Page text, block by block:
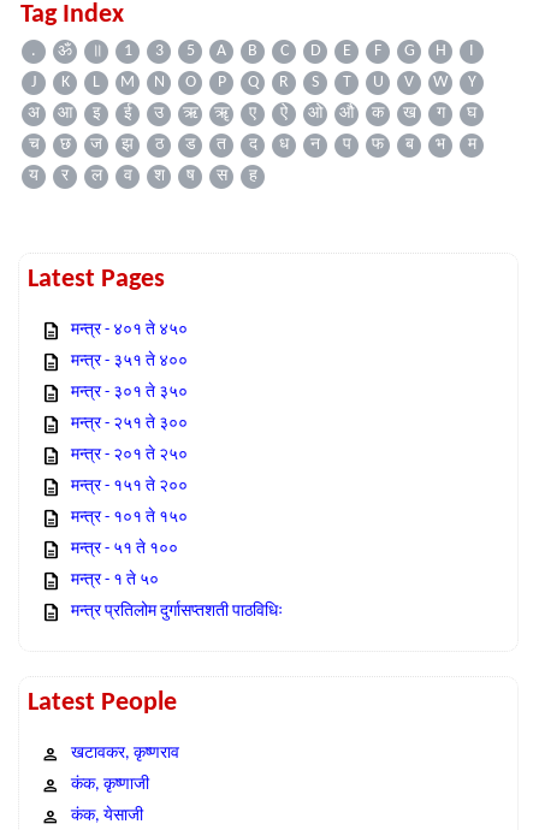
Tag Index
. ॐ ॥ 1 3 5 A B C D E F G H
I
J
K L M N O P Q R S T U V W
Y
अ
आ इ ई उ ऋ ॠ ए ऐ ओ औ क ख ग
घ
च
छ ज झ ठ ड त द ध न प फ ब भ
म
य
र ल व श ष स ह
Latest Pages
मन्त्र - ४०१ ते ४५०
मन्त्र - ३५१ ते ४००
मन्त्र - ३०१ ते ३५०
मन्त्र - २५१ ते ३००
मन्त्र - २०१ ते २५०
मन्त्र - १५१ ते २००
मन्त्र - १०१ ते १५०
मन्त्र - ५१ ते १००
मन्त्र - १ ते ५०
मन्त्र प्रतिलोम दुर्गासप्तशती पाठविधिः
Latest People
खटावकर, कृष्णराव
कंक, कृष्णाजी
कंक, येसाजी